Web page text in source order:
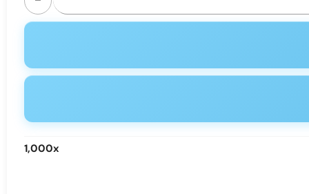
1,000x